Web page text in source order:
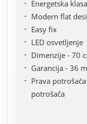
Energetska
Modern flat
Easy fix
LED osvetljenje
Dimenzije - 70
Garancija - 36
Prava
potrošača